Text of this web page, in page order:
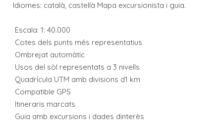
Idiomes: català, castellà Mapa excursionista i guia.
 Escala: 1: 40.000
 Cotes dels punts més representatius
 Ombrejat automàtic
 Usos del sòl representats a 3 nivells
 Quadrícula UTM amb divisions d1 km
 Compatible GPS
 Itineraris marcats
 Guia amb excursions i dades dinterès